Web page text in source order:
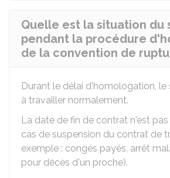
Quelle est la situation du
pendant la procédure
de la convention de
Durant le délai d'homologation, le
à travailler normalement.
La date de fin de contrat n'est
cas de suspension du contrat de
exemple : congés payés, arrêt
pour décès d'un proche).